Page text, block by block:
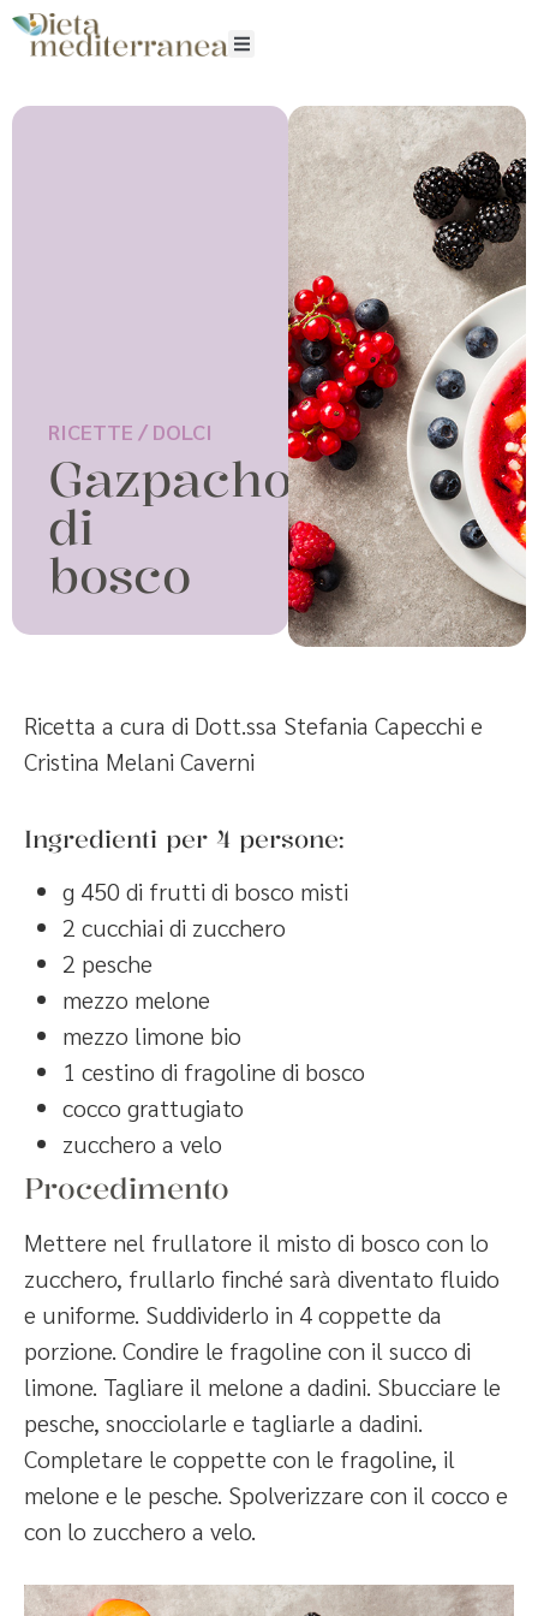
RICETTE / DOLCI
Gazpacho
di
bosco
Ricetta a cura di Dott.ssa Stefania Capecchi e
Cristina Melani Caverni
Ingredienti per 4 persone:
g 450 di frutti di bosco misti
2 cucchiai di zucchero
2 pesche
mezzo melone
mezzo limone bio
1 cestino di fragoline di bosco
cocco grattugiato
zucchero a velo
Procedimento
Mettere nel frullatore il misto di bosco con lo
zucchero, frullarlo finché sarà diventato fluido
e uniforme. Suddividerlo in 4 coppette da
porzione. Condire le fragoline con il succo di
limone. Tagliare il melone a dadini. Sbucciare le
pesche, snocciolarle e tagliarle a dadini.
Completare le coppette con le fragoline, il
melone e le pesche. Spolverizzare con il cocco e
con lo zucchero a velo.